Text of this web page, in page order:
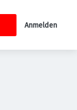
Anmelden